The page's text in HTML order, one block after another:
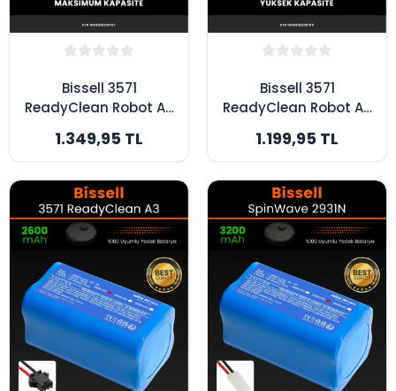
Bissell 3571
ReadyClean Robot A3
Robot Süpürge
Bataryası - Yüksek
Kapasite
1.349,95 TL
Bissell 3571
ReadyClean Robot A3
Robot Süpürge
Bataryası - Yüksek
Kapasite
1.199,95 TL